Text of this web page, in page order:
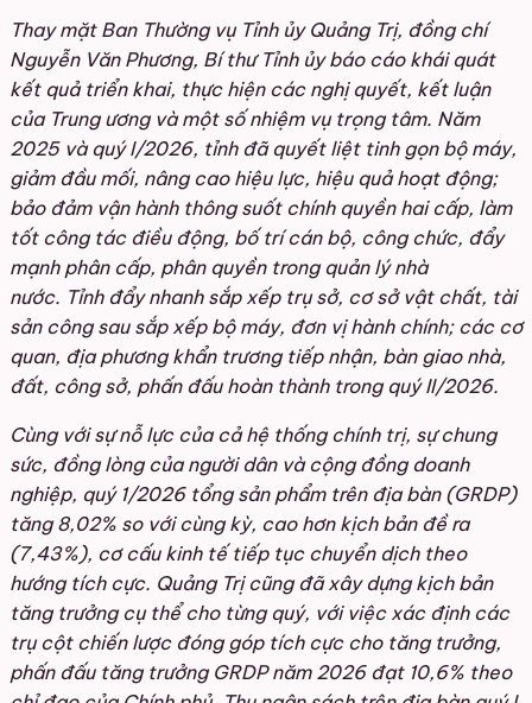
Thay mặt Ban Thường vụ Tỉnh ủy Quảng Trị, đồng chí
Nguyễn Văn Phương, Bí thư Tỉnh ủy báo cáo khái quát
kết quả triển khai, thực hiện các nghị quyết, kết luận
của Trung ương và một số nhiệm vụ trọng tâm. Năm
2025 và quý I/2026, tỉnh đã quyết liệt tinh gọn bộ máy,
giảm đầu mối, nâng cao hiệu lực, hiệu quả hoạt động;
bảo đảm vận hành thông suốt chính quyền hai cấp, làm
tốt công tác điều động, bố trí cán bộ, công chức, đẩy
mạnh phân cấp, phân quyền trong quản lý nhà
nước. Tỉnh đẩy nhanh sắp xếp trụ sở, cơ sở vật chất, tài
sản công sau sắp xếp bộ máy, đơn vị hành chính; các cơ
quan, địa phương khẩn trương tiếp nhận, bàn giao nhà,
đất, công sở, phấn đấu hoàn thành trong quý II/2026.
Cùng với sự nỗ lực của cả hệ thống chính trị, sự chung
sức, đồng lòng của người dân và cộng đồng doanh
nghiệp, quý 1/2026 tổng sản phẩm trên địa bàn (GRDP)
tăng 8,02% so với cùng kỳ, cao hơn kịch bản đề ra
(7,43%), cơ cấu kinh tế tiếp tục chuyển dịch theo
hướng tích cực. Quảng Trị cũng đã xây dựng kịch bản
tăng trưởng cụ thể cho từng quý, với việc xác định các
trụ cột chiến lược đóng góp tích cực cho tăng trưởng,
phấn đấu tăng trưởng GRDP năm 2026 đạt 10,6% theo